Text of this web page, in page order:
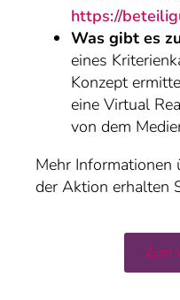
https://
Was gibt es
eines
Konzept
eine Virtual
von dem
Mehr Informationen
der Aktion erhalten
Zum